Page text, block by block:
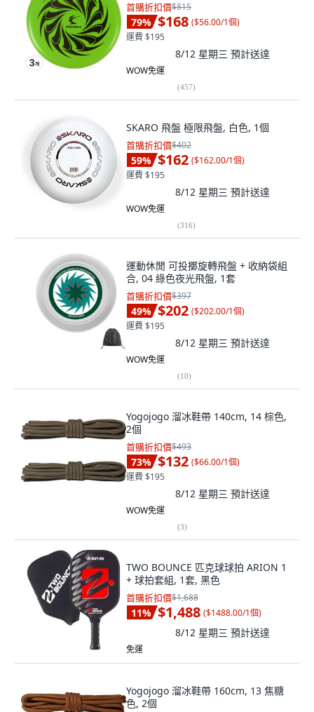
首購折扣價$815
79% $168 ($56.00/1個)
運費 $195
8/12 星期三 預計送達
WOW免運
(457)
SKARO 飛盤 極限飛盤, 白色, 1個
首購折扣價$402
59% $162 ($162.00/1個)
運費 $195
8/12 星期三 預計送達
WOW免運
(316)
運動休閒 可投擲旋轉飛盤 + 收納袋組
合, 04 綠色夜光飛盤, 1套
首購折扣價$397
49% $202 ($202.00/1個)
運費 $195
8/12 星期三 預計送達
WOW免運
(10)
Yogojogo 溜冰鞋帶 140cm, 14 棕色,
2個
首購折扣價$493
73% $132 ($66.00/1個)
運費 $195
8/12 星期三 預計送達
WOW免運
(3)
TWO BOUNCE 匹克球球拍 ARION 1
+ 球拍套組, 1套, 黑色
首購折扣價$1,688
11% $1,488 ($1488.00/1個)
8/12 星期三 預計送達
免運
Yogojogo 溜冰鞋帶 160cm, 13 焦糖
色, 2個